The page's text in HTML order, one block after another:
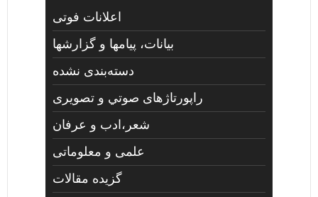
اعلانات فوتی
بیانات، پیامها و گزارشها
دسته‌بندی نشده
راپورتاژهای صوتي و تصويری
شعر،ادب و عرفان
علمی و معلوماتی
گزیده مقالات